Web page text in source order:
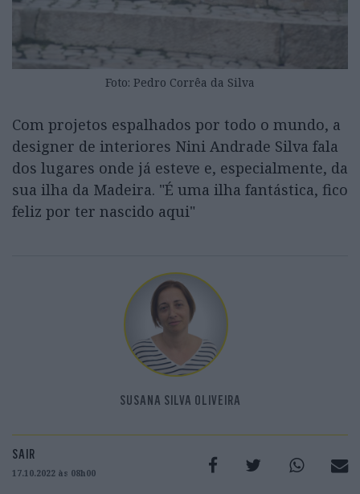
Foto: Pedro Corrêa da Silva
Com projetos espalhados por todo o mundo, a
designer de interiores Nini Andrade Silva fala
dos lugares onde já esteve e, especialmente, da
sua ilha da Madeira. "É uma ilha fantástica, fico
feliz por ter nascido aqui"
SUSANA SILVA OLIVEIRA
SAIR
17.10.2022 às 08h00